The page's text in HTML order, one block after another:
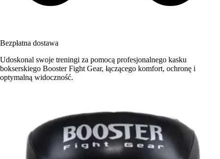
Bezpłatna dostawa
Udoskonal swoje treningi za pomocą profesjonalnego kasku
bokserskiego Booster Fight Gear, łączącego komfort, ochronę i
optymalną widoczność.